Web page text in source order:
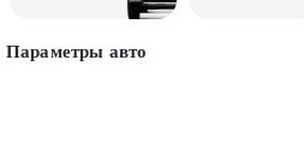
Параметры авто